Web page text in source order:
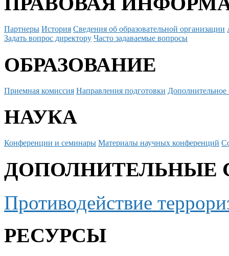
Партнеры История Сведения об образовательной организации
Задать вопрос директору Часто задаваемые вопросы
ОБРАЗОВАНИЕ
Приемная комиссия Направления подготовки Дополнительное
НАУКА
Конференции и семинары Материалы научных конференций
ДОПОЛНИТЕЛЬНЫЕ
Противодействие
РЕСУРСЫ